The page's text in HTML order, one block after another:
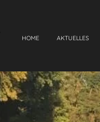
HOME AKTUELLES